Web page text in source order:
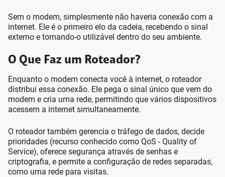
Sem o modem, simplesmente não haveria conexão com a
internet. Ele é o primeiro elo da cadeia, recebendo o sinal
externo e tornando-o utilizável dentro do seu ambiente.
O Que Faz um Roteador?
Enquanto o modem conecta você à internet, o roteador
distribui essa conexão. Ele pega o sinal único que vem do
modem e cria uma rede, permitindo que vários dispositivos
acessem a internet simultaneamente.
O roteador também gerencia o tráfego de dados, decide
prioridades (recurso conhecido como QoS - Quality of
Service), oferece segurança através de senhas e
criptografia, e permite a configuração de redes separadas,
como uma rede para visitas.